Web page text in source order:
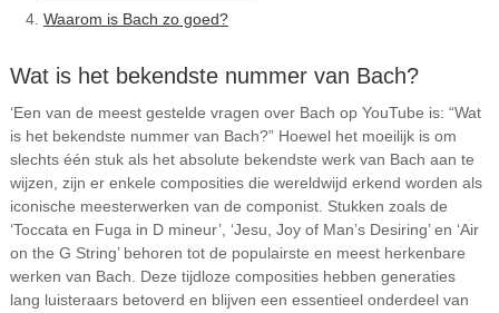
Waarom is Bach zo goed?
Wat is het bekendste nummer van Bach?
‘Een van de meest gestelde vragen over Bach op YouTube is: “Wat
is het bekendste nummer van Bach?” Hoewel het moeilijk is om
slechts één stuk als het absolute bekendste werk van Bach aan te
wijzen, zijn er enkele composities die wereldwijd erkend worden als
iconische meesterwerken van de componist. Stukken zoals de
‘Toccata en Fuga in D mineur’, ‘Jesu, Joy of Man’s Desiring’ en ‘Air
on the G String’ behoren tot de populairste en meest herkenbare
werken van Bach. Deze tijdloze composities hebben generaties
lang luisteraars betoverd en blijven een essentieel onderdeel van